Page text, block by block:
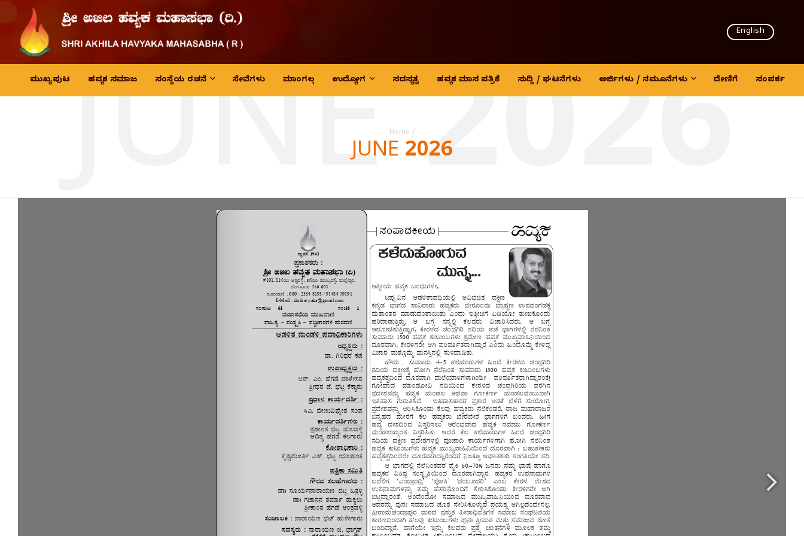
English
ಮುಖ್ಯ ಪುಟ ಹವ್ಯಕ ಸಮಾಜ ಸಂಸ್ಥೆಯ ರಚನೆ ಸೇವೆಗಳು ಮಾಂಗಲ್ಯ ಉದ್ಯೋಗ ಸದಸ್ಯತ್ವ ಹವ್ಯಕ ಮಾಸ ಪತ್ರಿಕೆ ಸುದ್ದಿ / ಘಟನೆಗಳು ಅರ್ಜಿಗಳು / ನಮೂನೆಗಳು ದೇಣಿಗೆ ಸಂಪರ್ಕ
JUNE 2026
Home /
JUNE 2026